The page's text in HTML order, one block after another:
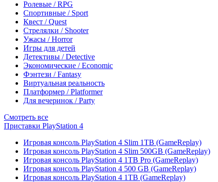
Ролевые / RPG
Спортивные / Sport
Квест / Quest
Стрелялки / Shooter
Ужасы / Horror
Игры для детей
Детективы / Detective
Экономические / Economic
Фэнтези / Fantasy
Виртуальная реальность
Платформер / Platformer
Для вечеринок / Party
Смотреть все
Приставки PlayStation 4
Игровая консоль PlayStation 4 Slim 1TB (GameReplay)
Игровая консоль PlayStation 4 Slim 500GB (GameReplay)
Игровая консоль PlayStation 4 1TB Pro (GameReplay)
Игровая консоль PlayStation 4 500 GB (GameReplay)
Игровая консоль PlayStation 4 1TB (GameReplay)